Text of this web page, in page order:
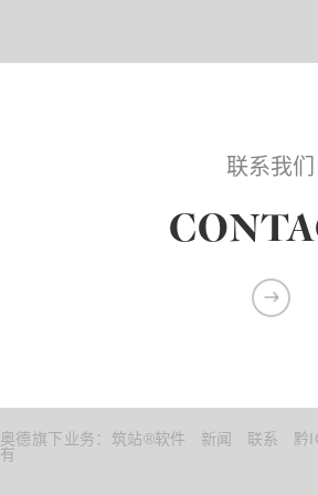
联系我们
奥德旗下业务： 筑站®软件 新闻 联系
黔
有